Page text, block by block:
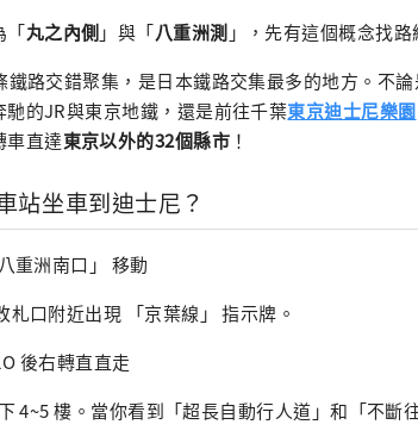
「丸之內側」與「八重洲測 」，先有這個概念找
鐵路交錯聚集，是日本鐵路交集最多的地方。不
馳的JR與東京地鐵，還是前往千葉東京迪士尼樂園
車直達東京以外的32個縣市 ！
站坐車到迪士尼？
重洲南口」 移動
口附近出現 「京葉線」 指示牌。
後右轉直直走
4~5 樓。當你看到「超長自動行人道」和「不斷